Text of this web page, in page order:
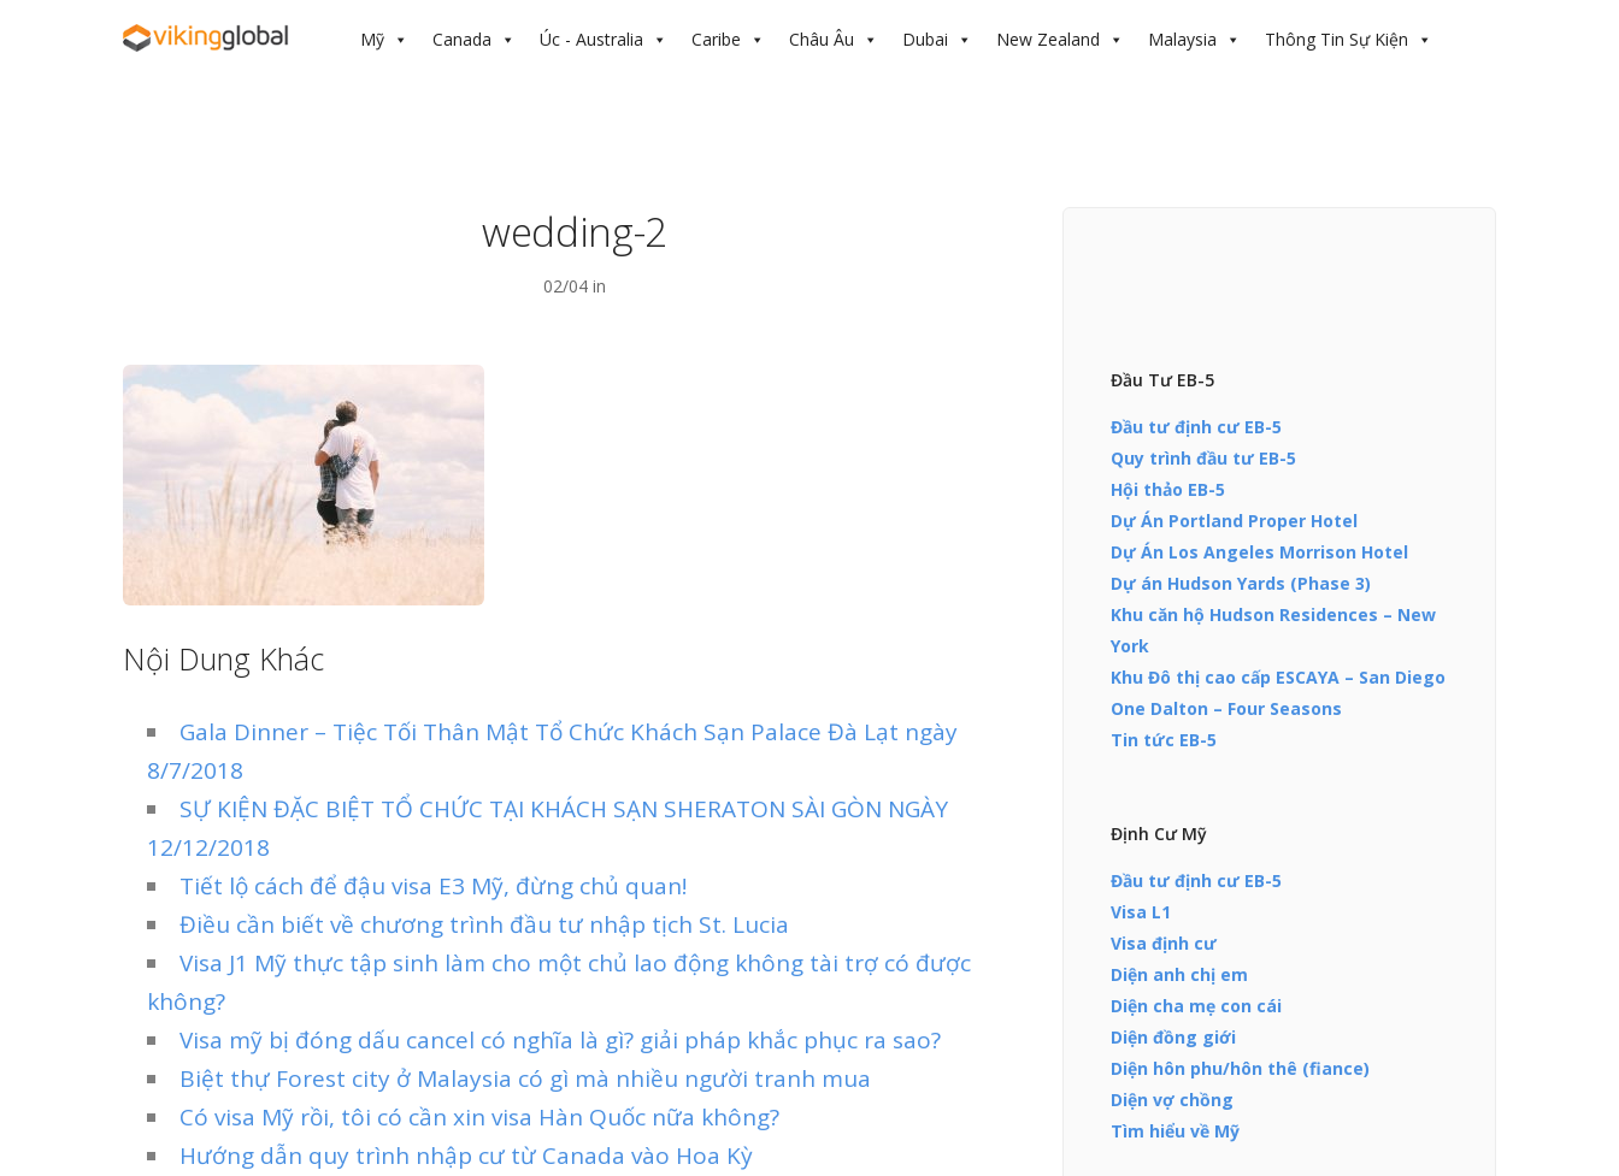
Mỹ Canada Úc - Australia Caribe Châu Âu Dubai New Zealand Malaysia Thông Tin Sự Kiện
wedding-2
02/04 in
Nội Dung Khác
Gala Dinner – Tiệc Tối Thân Mật Tổ Chức Khách Sạn Palace Đà Lạt ngày
8/7/2018
SỰ KIỆN ĐẶC BIỆT TỔ CHỨC TẠI KHÁCH SẠN SHERATON SÀI GÒN NGÀY
12/12/2018
Tiết lộ cách để đậu visa E3 Mỹ, đừng chủ quan!
Điều cần biết về chương trình đầu tư nhập tịch St. Lucia
Visa J1 Mỹ thực tập sinh làm cho một chủ lao động không tài trợ có được
không?
Visa mỹ bị đóng dấu cancel có nghĩa là gì? giải pháp khắc phục ra sao?
Biệt thự Forest city ở Malaysia có gì mà nhiều người tranh mua
Có visa Mỹ rồi, tôi có cần xin visa Hàn Quốc nữa không?
Hướng dẫn quy trình nhập cư từ Canada vào Hoa Kỳ
Đầu Tư EB-5
Đầu tư định cư EB-5
Quy trình đầu tư EB-5
Hội thảo EB-5
Dự Án Portland Proper Hotel
Dự Án Los Angeles Morrison Hotel
Dự án Hudson Yards (Phase 3)
Khu căn hộ Hudson Residences – New
York
Khu Đô thị cao cấp ESCAYA – San Diego
One Dalton – Four Seasons
Tin tức EB-5
Định Cư Mỹ
Đầu tư định cư EB-5
Visa L1
Visa định cư
Diện anh chị em
Diện cha mẹ con cái
Diện đồng giới
Diện hôn phu/hôn thê (fiance)
Diện vợ chồng
Tìm hiểu về Mỹ